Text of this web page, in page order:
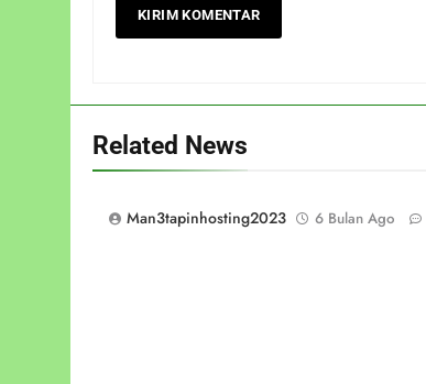
Related News
Man3tapinhosting2023 6 Bulan Ago